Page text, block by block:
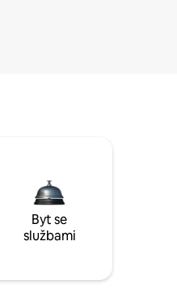
Byt se
službami